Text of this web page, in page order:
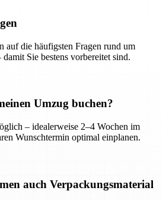
auf die häufigsten Fragen rund um
Sie bestens vorbereitet sind.
Umzug buchen?
– idealerweise 2–4 Wochen im
Wunschtermin optimal einplanen.
auch Verpackungsmaterial